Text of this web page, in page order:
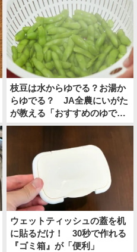
枝豆は水からゆでる？お湯か
らゆでる？ JA全農にいがた
が教える「おすすめのゆで
方」がこちら
ウェットティッシュの蓋を机
に貼るだけ！ 30秒で作れる
『ゴミ箱』が「便利」